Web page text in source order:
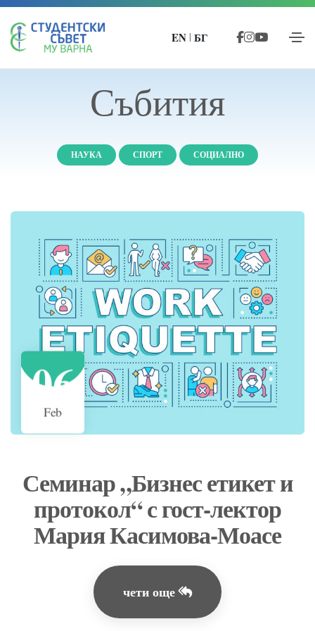
EN | БГ
Събития
НАУКА СПОРТ СОЦИАЛНО
06
Feb
Семинар „Бизнес етикет и
протокол“ с гост-лектор
Мария Касимова-Моасе
чети още